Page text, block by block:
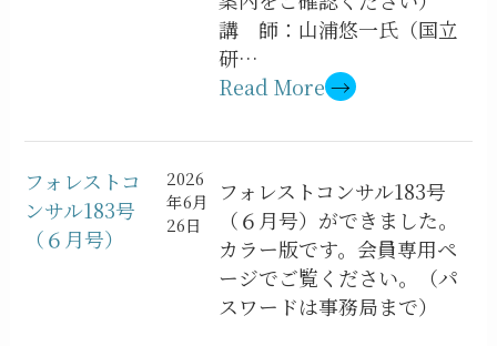
講 師：山浦悠一氏（国立
研…
Read More→
フォレストコ
ンサル183号
（６月号）
2026
年6月
26日
フォレストコンサル183号
（６月号）ができました。
カラー版です。会員専用ペ
ージでご覧ください。（パ
スワードは事務局まで）